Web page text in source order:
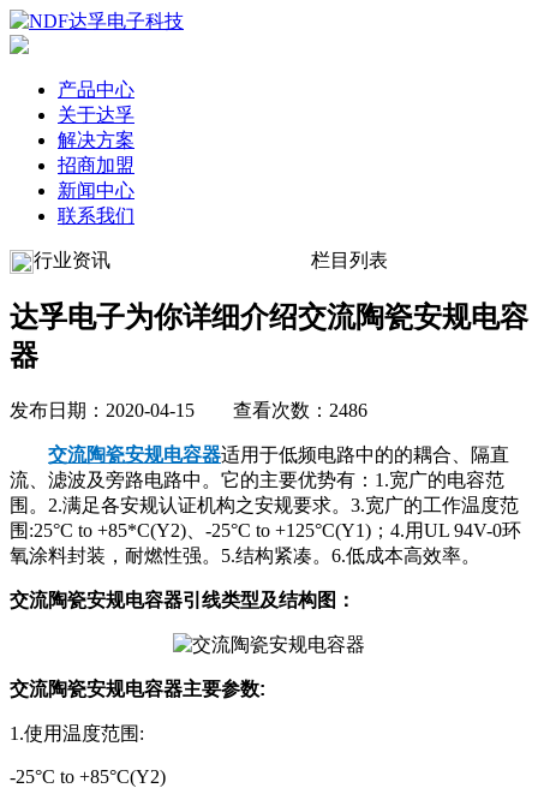
产品中心
关于达孚
解决方案
招商加盟
新闻中心
联系我们
行业资讯 栏目列表
达孚电子为你详细介绍交流陶瓷安规电容
器
发布日期：2020-04-15 查看次数：2486
交流陶瓷安规电容器适用于低频电路中的的耦合、隔直
流、滤波及旁路电路中。它的主要优势有： 1.宽广的电容范
围。2.满足各安规认证机构之安规要求。3.宽广的工作温度范
围:25°C to +85*C(Y2)、-25°C to +125°C(Y1)；4.用UL 94V-0环
氧涂料封装，耐燃性强。5.结构紧凑。6.低成本高效率。
交流陶瓷安规电容器引线类型及结构图：
交流陶瓷安规电容器主要参数:
1.使用温度范围:
-25°C to +85°C(Y2)